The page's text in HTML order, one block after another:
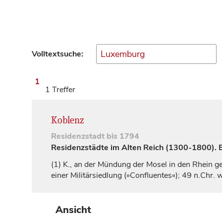
Volltextsuche:
1
1 Treffer
Koblenz
Residenzstadt bis 1794
Residenzstädte im Alten Reich (1300-1800).
(1) K., an der Mündung der Mosel in den Rhein
einer Militärsiedlung (»Confluentes«); 49 n.Chr.
Ansicht